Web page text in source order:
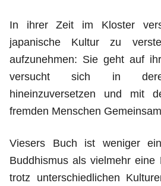
In ihrer Zeit im Kloster
japanische Kultur zu
aufzunehmen: Sie geht auf
versucht sich in
hineinzuversetzen und mit
fremden Menschen
Viesers Buch ist weniger
Buddhismus als vielmehr eine
trotz unterschiedlichen